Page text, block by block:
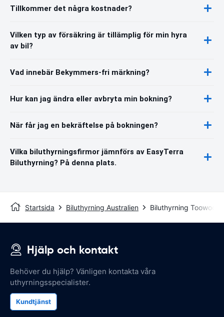
Tillkommer det några kostnader?
Vilken typ av försäkring är tillämplig för min hyra
av bil?
Vad innebär Bekymmers-fri märkning?
Hur kan jag ändra eller avbryta min bokning?
När får jag en bekräftelse på bokningen?
Vilka biluthyrningsfirmor jämnförs av EasyTerra
Biluthyrning? På denna plats.
Startsida Biluthyrning Australien Biluthyrning
Hjälp och kontakt
Behöver du hjälp? Vänligen kontakta våra
uthyrningsspecialister.
Kundtjänst